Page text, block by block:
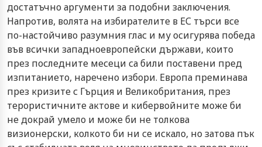
достатъчно аргументи за подобни заключения.
Напротив, волята на избирателите в ЕС търси все
по-настойчиво разумния глас и му осигурява победа
във всички западноевропейски държави, които
през последните месеци са били поставени пред
изпитанието, наречено избори. Европа преминава
през кризите с Гърция и Великобритания, през
терористичните актове и кибервойните може би
не докрай умело и може би не толкова
визионерски, колкото би ни се искало, но затова пък